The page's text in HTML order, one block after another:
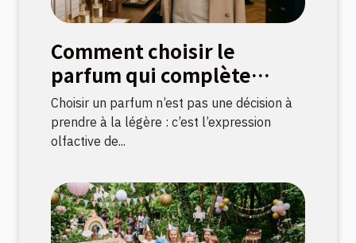
Comment choisir le
parfum qui complète
votre style ?
Choisir un parfum n’est pas une décision à
prendre à la légère : c’est l’expression
olfactive de...